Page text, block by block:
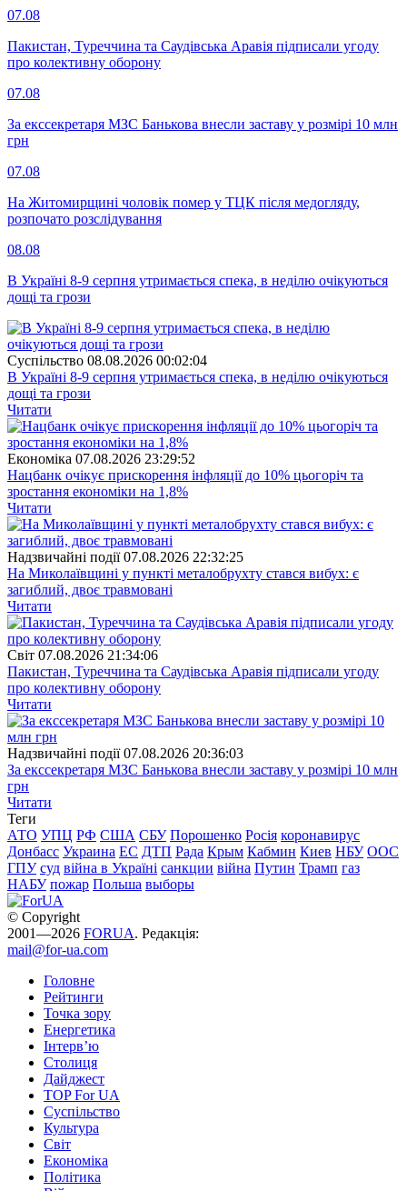
07.08
Пакистан, Туреччина та Саудівська Аравія підписали угоду
про колективну оборону
07.08
За екссекретаря МЗС Банькова внесли заставу у розмірі 10 млн
грн
07.08
На Житомирщині чоловік помер у ТЦК після медогляду,
розпочато розслідування
08.08
В Україні 8-9 серпня утримається спека, в неділю очікуються
дощі та грози
Суспiльство 08.08.2026 00:02:04
В Україні 8-9 серпня утримається спека, в неділю очікуються
дощі та грози
Читати
Економіка 07.08.2026 23:29:52
Нацбанк очікує прискорення інфляції до 10% цьогоріч та
зростання економіки на 1,8%
Читати
Надзвичайні події 07.08.2026 22:32:25
На Миколаївщині у пункті металобрухту стався вибух: є
загиблий, двоє травмовані
Читати
Свiт 07.08.2026 21:34:06
Пакистан, Туреччина та Саудівська Аравія підписали угоду
про колективну оборону
Читати
Надзвичайні події 07.08.2026 20:36:03
За екссекретаря МЗС Банькова внесли заставу у розмірі 10 млн
грн
Читати
Теги
АТО УПЦ РФ США СБУ Порошенко Росія коронавирус
Донбасс Украина ЕС ДТП Рада Крым Кабмин Киев НБУ ООС
ГПУ суд війна в Україні санкции війна Путин Трамп газ
НАБУ пожар Польша выборы
© Copyright
2001—2026 FORUA. Редакція:
mail@for-ua.com
Головне
Рейтинги
Точка зору
Енергетика
Інтерв’ю
Столиця
Дайджест
TOP For UA
Суспiльство
Культура
Світ
Економіка
Політика